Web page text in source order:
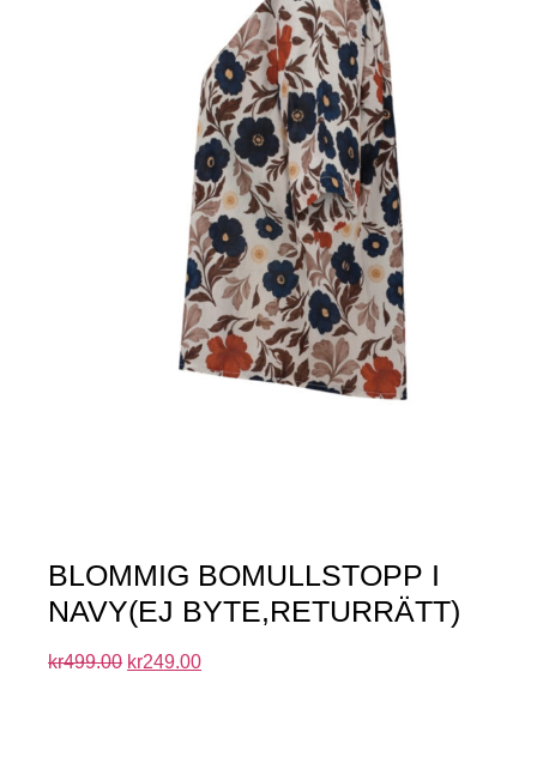
BLOMMIG BOMULLSTOPP I
NAVY(EJ BYTE,RETURRÄTT)
kr499.00 kr249.00